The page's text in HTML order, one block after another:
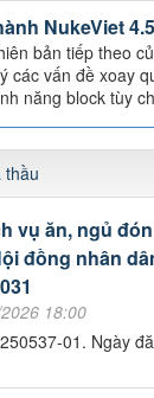
NukeViet
bản tiếp theo
các vấn đề xoay
năng block tùy
thầu
vụ ăn, ngủ
đồng nhân
18:00
01. Ngày